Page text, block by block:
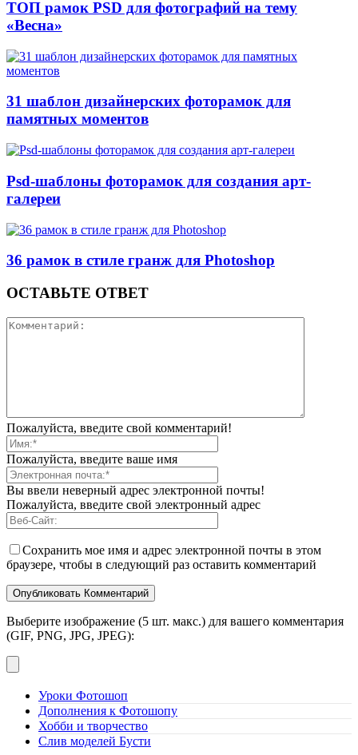
ТОП рамок PSD для фотографий на тему
«Весна»
31 шаблон дизайнерских фоторамок для
памятных моментов
Psd-шаблоны фоторамок для создания арт-
галереи
36 рамок в стиле гранж для Photoshop
ОСТАВЬТЕ ОТВЕТ
Пожалуйста, введите свой комментарий!
Пожалуйста, введите ваше имя
Вы ввели неверный адрес электронной почты!
Пожалуйста, введите свой электронный адрес
Сохранить мое имя и адрес электронной почты в этом
браузере, чтобы в следующий раз оставить комментарий
Выберите изображение (5 шт. макс.) для вашего комментария
(GIF, PNG, JPG, JPEG):
Уроки Фотошоп
Дополнения к Фотошопу
Хобби и творчество
Слив моделей Бусти